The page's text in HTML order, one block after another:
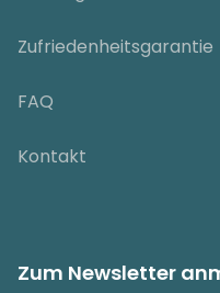
Zufriedenheitsgarantie
FAQ
Kontakt
Zum Newsletter